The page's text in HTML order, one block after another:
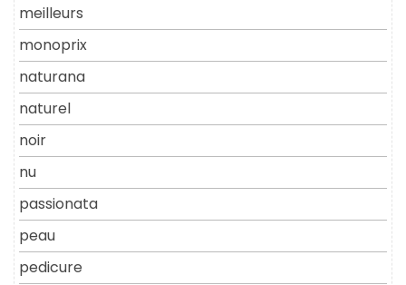
meilleurs
monoprix
naturana
naturel
noir
nu
passionata
peau
pedicure